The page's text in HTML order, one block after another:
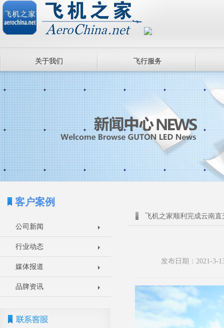
关于我们 飞行服务
客户案例
公司新闻
行业动态
媒体报道
品牌资讯
飞机之家顺利完成云南
发布日期：2021-3-